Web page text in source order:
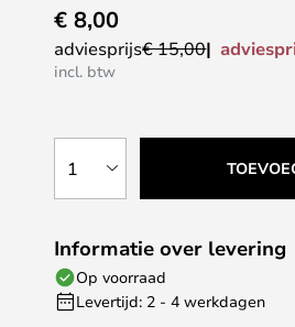
€ 8,00
adviesprijs€ 15,00
incl. btw
1
Informatie over levering
Op voorraad
Levertijd: 2 - 4 werkdagen